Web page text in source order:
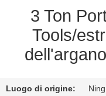
NOTIZIE
CHIEDI UN
PREVENTIVO
3 Ton
Tools/
Luogo di origine: